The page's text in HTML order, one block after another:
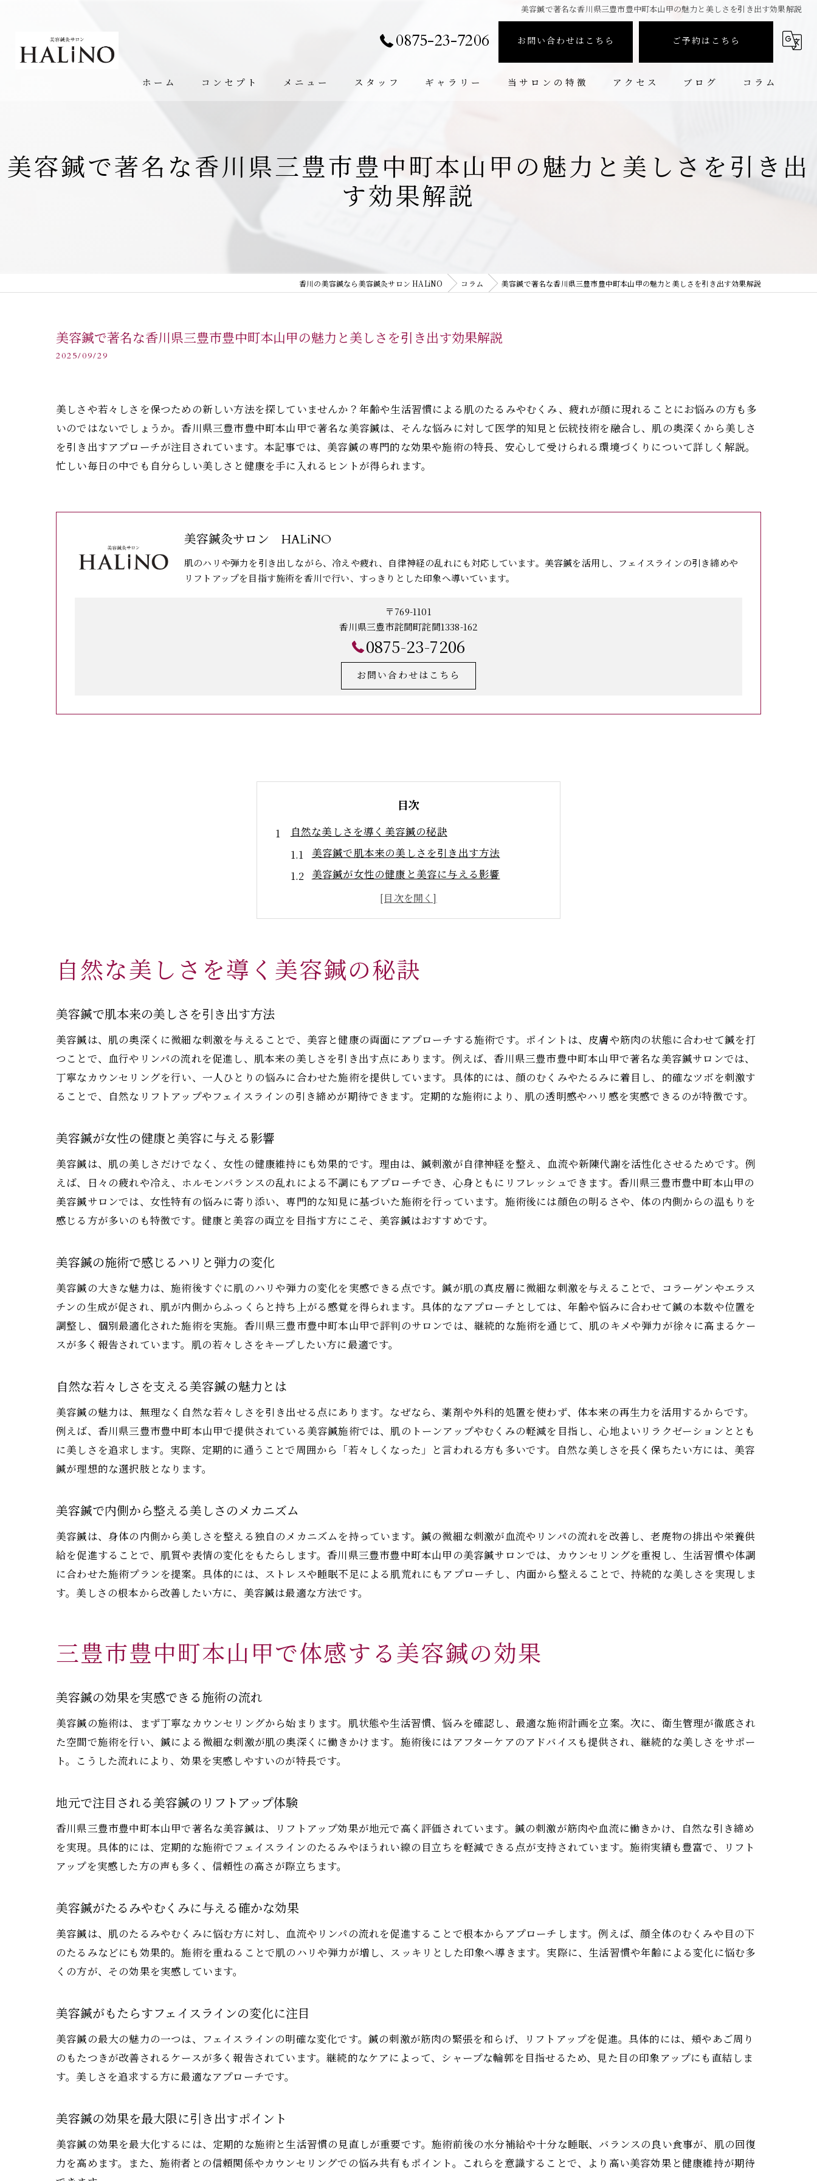
美容鍼で著名な香川県三豊市豊中町本山甲の魅力と美しさを引き出す効果解説
0875-23-7206 お問い合わせはこちら ご予約はこちら
ホーム コンセプト メニュー スタッフ ギャラリー 当サロンの特徴
たるみ
アクセス ブログ コラム
美容鍼で著名な香川県三豊市豊中町本山甲の魅力と美しさを引き出
す効果解説
香川の美容鍼なら美容鍼灸サロン HALiNO コラム 美容鍼で著名な香川県三豊市豊中町本山甲の魅力と美しさを引き出す効果解説
美容鍼で著名な香川県三豊市豊中町本山甲の魅力と美しさを引き出す効果解説
2025/09/29
美しさや若々しさを保つための新しい方法を探していませんか？年齢や生活習慣による肌のたるみやむくみ、疲れが顔に現れることにお悩みの方も多
いのではないでしょうか。香川県三豊市豊中町本山甲で著名な美容鍼は、そんな悩みに対して医学的知見と伝統技術を融合し、肌の奥深くから美しさ
を引き出すアプローチが注目されています。本記事では、美容鍼の専門的な効果や施術の特長、安心して受けられる環境づくりについて詳しく解説。
忙しい毎日の中でも自分らしい美しさと健康を手に入れるヒントが得られます。
美容鍼灸サロン HALiNO
肌のハリや弾力を引き出しながら、冷えや疲れ、自律神経の乱れにも対応しています。美容鍼を活用し、フェイスラインの引き締めや
リフトアップを目指す施術を香川で行い、すっきりとした印象へ導いています。
〒769-1101
香川県三豊市詫間町詫間1338-162
0875-23-7206
お問い合わせはこちら
目次
自然な美しさを導く美容鍼の秘訣
美容鍼で肌本来の美しさを引き出す方法
美容鍼が女性の健康と美容に与える影響
美容鍼の施術で感じるハリと弾力の変化
自然な若々しさを支える美容鍼の魅力とは
三豊市豊中町本山甲で体感する美容鍼の効果
美容鍼の効果を実感できる施術の流れ
美容鍼がもたらすフェイスラインの変化に注目
美容鍼の効果を最大限に引き出すポイント
肌の悩みに応える美容鍼の魅力とは
美容鍼のカウンセリングで悩みに寄り添う施術
美容鍼で敏感肌にも安心なアプローチを実現
忙しい日々に嬉しい美容鍼のリラックス体験
完全個室で安心できる美容鍼の施術環境
美容鍼で日常の疲れとストレスをリフレッシュ
たるみ改善や小顔ケアに美容鍼が選ばれる理由
美容鍼で美しいフェイスラインを実現する方法
美容鍼の刺激で筋肉バランスも整うメリット
美容鍼による小顔ケアの体験談と実感ポイント
美容鍼の衛生管理と安全対策を徹底解説
美容鍼のカウンセリングで心配を解消できる理由
完全個室でプライバシーに配慮した美容鍼施術
自然な美しさを導く美容鍼の秘訣
美容鍼で肌本来の美しさを引き出す方法
美容鍼は、肌の奥深くに微細な刺激を与えることで、美容と健康の両面にアプローチする施術です。ポイントは、皮膚や筋肉の状態に合わせて鍼を打
つことで、血行やリンパの流れを促進し、肌本来の美しさを引き出す点にあります。例えば、香川県三豊市豊中町本山甲で著名な美容鍼サロンでは、
丁寧なカウンセリングを行い、一人ひとりの悩みに合わせた施術を提供しています。具体的には、顔のむくみやたるみに着目し、的確なツボを刺激す
ることで、自然なリフトアップやフェイスラインの引き締めが期待できます。定期的な施術により、肌の透明感やハリ感を実感できるのが特徴です。
美容鍼が女性の健康と美容に与える影響
美容鍼は、肌の美しさだけでなく、女性の健康維持にも効果的です。理由は、鍼刺激が自律神経を整え、血流や新陳代謝を活性化させるためです。例
えば、日々の疲れや冷え、ホルモンバランスの乱れによる不調にもアプローチでき、心身ともにリフレッシュできます。香川県三豊市豊中町本山甲の
美容鍼サロンでは、女性特有の悩みに寄り添い、専門的な知見に基づいた施術を行っています。施術後には顔色の明るさや、体の内側からの温もりを
感じる方が多いのも特徴です。健康と美容の両立を目指す方にこそ、美容鍼はおすすめです。
美容鍼の施術で感じるハリと弾力の変化
美容鍼の大きな魅力は、施術後すぐに肌のハリや弾力の変化を実感できる点です。鍼が肌の真皮層に微細な刺激を与えることで、コラーゲンやエラス
チンの生成が促され、肌が内側からふっくらと持ち上がる感覚を得られます。具体的なアプローチとしては、年齢や悩みに合わせて鍼の本数や位置を
調整し、個別最適化された施術を実施。香川県三豊市豊中町本山甲で評判のサロンでは、継続的な施術を通じて、肌のキメや弾力が徐々に高まるケー
スが多く報告されています。肌の若々しさをキープしたい方に最適です。
自然な若々しさを支える美容鍼の魅力とは
美容鍼の魅力は、無理なく自然な若々しさを引き出せる点にあります。なぜなら、薬剤や外科的処置を使わず、体本来の再生力を活用するからです。
例えば、香川県三豊市豊中町本山甲で提供されている美容鍼施術では、肌のトーンアップやむくみの軽減を目指し、心地よいリラクゼーションととも
に美しさを追求します。実際、定期的に通うことで周囲から「若々しくなった」と言われる方も多いです。自然な美しさを長く保ちたい方には、美容
鍼が理想的な選択肢となります。
美容鍼で内側から整える美しさのメカニズム
美容鍼は、身体の内側から美しさを整える独自のメカニズムを持っています。鍼の微細な刺激が血流やリンパの流れを改善し、老廃物の排出や栄養供
給を促進することで、肌質や表情の変化をもたらします。香川県三豊市豊中町本山甲の美容鍼サロンでは、カウンセリングを重視し、生活習慣や体調
に合わせた施術プランを提案。具体的には、ストレスや睡眠不足による肌荒れにもアプローチし、内面から整えることで、持続的な美しさを実現しま
す。美しさの根本から改善したい方に、美容鍼は最適な方法です。
三豊市豊中町本山甲で体感する美容鍼の効果
美容鍼の効果を実感できる施術の流れ
美容鍼の施術は、まず丁寧なカウンセリングから始まります。肌状態や生活習慣、悩みを確認し、最適な施術計画を立案。次に、衛生管理が徹底され
た空間で施術を行い、鍼による微細な刺激が肌の奥深くに働きかけます。施術後にはアフターケアのアドバイスも提供され、継続的な美しさをサポー
ト。こうした流れにより、効果を実感しやすいのが特長です。
地元で注目される美容鍼のリフトアップ体験
香川県三豊市豊中町本山甲で著名な美容鍼は、リフトアップ効果が地元で高く評価されています。鍼の刺激が筋肉や血流に働きかけ、自然な引き締め
を実現。具体的には、定期的な施術でフェイスラインのたるみやほうれい線の目立ちを軽減できる点が支持されています。施術実績も豊富で、リフト
アップを実感した方の声も多く、信頼性の高さが際立ちます。
美容鍼がたるみやむくみに与える確かな効果
美容鍼は、肌のたるみやむくみに悩む方に対し、血流やリンパの流れを促進することで根本からアプローチします。例えば、顔全体のむくみや目の下
のたるみなどにも効果的。施術を重ねることで肌のハリや弾力が増し、スッキリとした印象へ導きます。実際に、生活習慣や年齢による変化に悩む多
くの方が、その効果を実感しています。
美容鍼がもたらすフェイスラインの変化に注目
美容鍼の最大の魅力の一つは、フェイスラインの明確な変化です。鍼の刺激が筋肉の緊張を和らげ、リフトアップを促進。具体的には、頬やあご周り
のもたつきが改善されるケースが多く報告されています。継続的なケアによって、シャープな輪郭を目指せるため、見た目の印象アップにも直結しま
す。美しさを追求する方に最適なアプローチです。
美容鍼の効果を最大限に引き出すポイント
美容鍼の効果を最大化するには、定期的な施術と生活習慣の見直しが重要です。施術前後の水分補給や十分な睡眠、バランスの良い食事が、肌の回復
力を高めます。また、施術者との信頼関係やカウンセリングでの悩み共有もポイント。これらを意識することで、より高い美容効果と健康維持が期待